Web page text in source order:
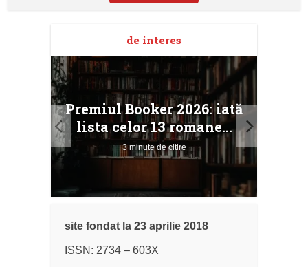
de interes
Premiul Booker 2026: iată
lista celor 13 romane...
3 minute de citire
site fondat la 23 aprilie 2018
ISSN: 2734 – 603X